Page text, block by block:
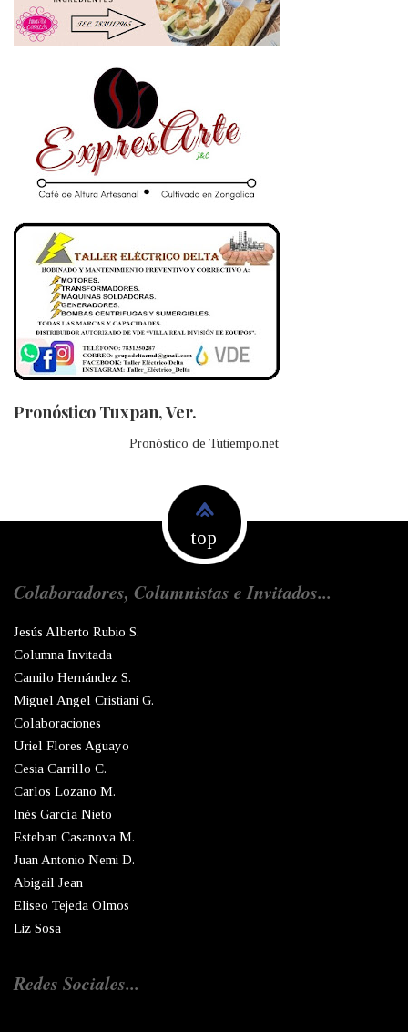
Pronóstico Tuxpan, Ver.
Pronóstico de Tutiempo.net
top
Colaboradores, Columnistas e Invitados...
Jesús Alberto Rubio S.
Columna Invitada
Camilo Hernández S.
Miguel Angel Cristiani G.
Colaboraciones
Uriel Flores Aguayo
Cesia Carrillo C.
Carlos Lozano M.
Inés García Nieto
Esteban Casanova M.
Juan Antonio Nemi D.
Abigail Jean
Eliseo Tejeda Olmos
Liz Sosa
Redes Sociales...